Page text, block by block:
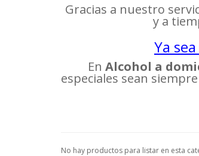
Gracias a nuestro
y a
Ya
En Alcohol a
especiales sean
No hay productos para listar en esta